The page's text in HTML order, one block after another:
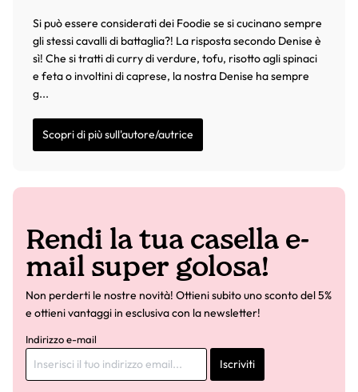
Si può essere considerati dei Foodie se si cucinano sempre
gli stessi cavalli di battaglia?! La risposta secondo Denise è
sì! Che si tratti di curry di verdure, tofu, risotto agli spinaci
e feta o involtini di caprese, la nostra Denise ha sempre
g...
Scopri di più sull'autore/autrice
Rendi la tua casella e-
mail super golosa!
Non perderti le nostre novità! Ottieni subito uno sconto del 5%
e ottieni vantaggi in esclusiva con la newsletter!
Indirizzo e-mail
Iscriviti